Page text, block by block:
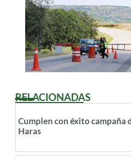
RELACIONADAS
Cumplen con éxito campaña
Haras